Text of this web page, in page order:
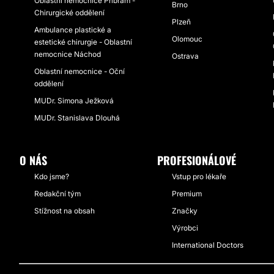
Chirurgické oddělení
Ambulance plastické a
estetické chirurgie - Oblastní
nemocnice Náchod
Oblastní nemocnice - Oční
oddělení
MUDr. Simona Ježková
MUDr. Stanislava Dlouhá
Brno
Plzeň
Olomouc
Ostrava
O NÁS
Kdo jsme?
Redakční tým
Stížnost na obsah
PROFESIONÁLOVÉ
Vstup pro lékaře
Premium
Značky
Výrobci
International Doctors